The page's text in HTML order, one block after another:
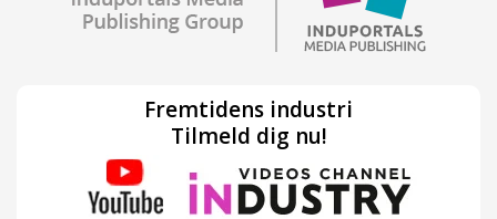
Fremtidens industri
Tilmeld dig nu!